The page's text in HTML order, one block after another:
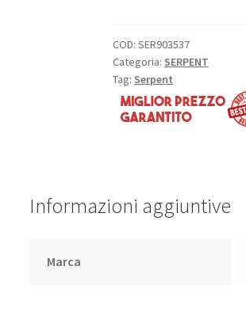
carrozzeria
(2
pezzi)
ET:
S-
COD: SER903537
Categoria: SERPENT
Tag: Serpent
Informazioni aggiuntive
Marca